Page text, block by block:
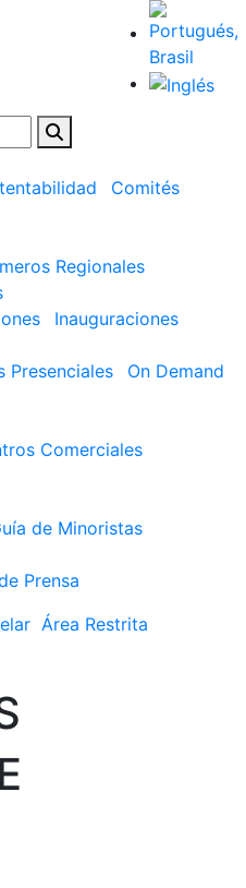
Comités
Regionales
Inauguraciones
Presenciales
On Demand
Comerciales
de Minoristas
Prensa
Área Restrita